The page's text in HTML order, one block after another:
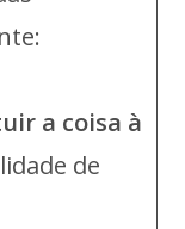
a coisa à
de